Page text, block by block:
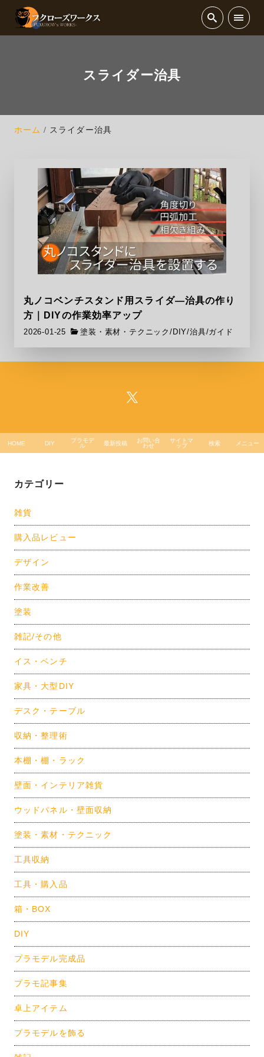
スライダー治具
ホーム スライダー治具
丸ノコベンチスタンド用スライダ―治具の作り
方｜DIYの作業効率アップ
2026-01-25 塗装・素材・テクニック/ DIY/治具/ガイド
HOME DIY
プラモデ
ル
最新投稿
お問い合
わせ
サイトマ
ップ
検索 メニュー
カテゴリー
雑貨
購入品レビュー
デザイン
作業改善
塗装
雑記/その他
イス・ベンチ
家具・大型DIY
デスク・テーブル
収納・整理術
本棚・棚・ラック
壁面・インテリア雑貨
ウッドパネル・壁面収納
塗装・素材・テクニック
工具収納
工具・購入品
箱・BOX
DIY
プラモデル完成品
プラモ記事集
卓上アイテム
プラモデルを飾る